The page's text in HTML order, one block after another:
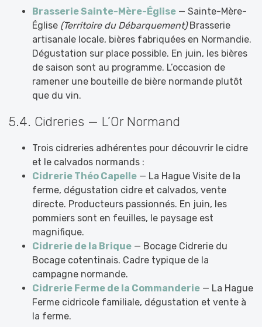
Brasserie Sainte-Mère-Église — Sainte-Mère-
Église (Territoire du Débarquement)Brasserie
artisanale locale, bières fabriquées en Normandie.
Dégustation sur place possible. En juin, les bières
de saison sont au programme. L’occasion de
ramener une bouteille de bière normande plutôt
que du vin.
5.4. Cidreries — L’Or Normand
Trois cidreries adhérentes pour découvrir le cidre
et le calvados normands :
Cidrerie Théo Capelle — La Hague Visite de la
ferme, dégustation cidre et calvados, vente
directe. Producteurs passionnés. En juin, les
pommiers sont en feuilles, le paysage est
magnifique.
Cidrerie de la Brique — Bocage Cidrerie du
Bocage cotentinais. Cadre typique de la
campagne normande.
Cidrerie Ferme de la Commanderie — La Hague
Ferme cidricole familiale, dégustation et vente à
la ferme.